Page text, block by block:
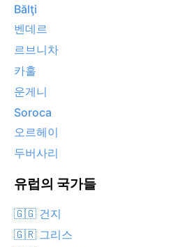
Bălţi
벤데르
르브니차
카훌
운게니
Soroca
오르헤이
두버사리
유럽의 국가들
🇬🇬 건지
🇬🇷 그리스